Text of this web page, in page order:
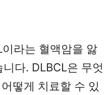
라는 혈액암을 앓
다. DLBCL은 무엇
떻게 치료할 수 있